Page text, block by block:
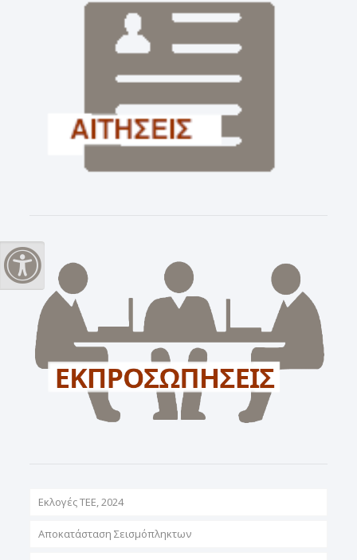
Εναλλαγή Υψηλής Αντίθεσης
Εκλογές ΤΕΕ, 2024
Αποκατάσταση Σεισμόπληκτων